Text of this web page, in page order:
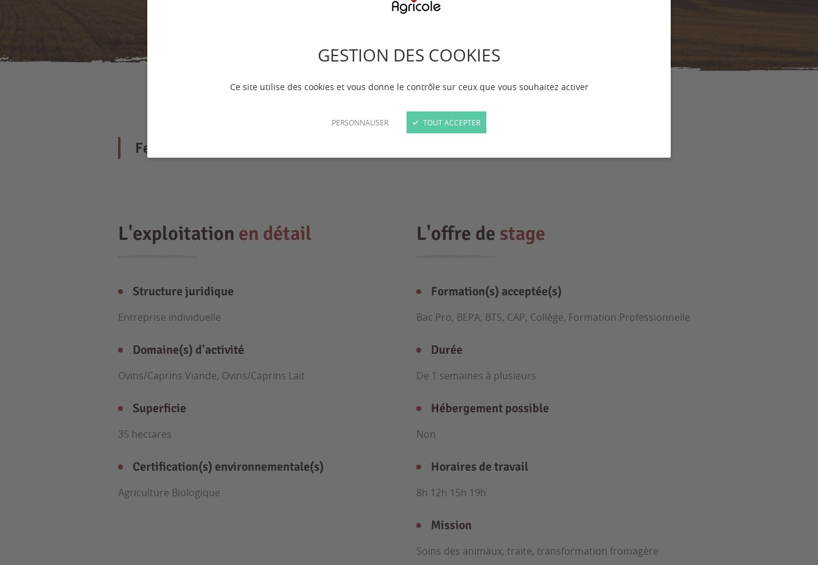
GESTION DES COOKIES
Ce site utilise des cookies et vous donne le contrôle sur ceux que vous souhaitez activer
PERSONNALISER TOUT ACCEPTER
Ferme ovine, production de viande et de fromages fermiers au lait cru.
L'exploitation en détail
Structure juridique
Entreprise individuelle
Domaine(s) d'activité
Ovins/Caprins Viande, Ovins/Caprins Lait
Superficie
35 hectares
Certification(s) environnementale(s)
Agriculture Biologique
L'offre de stage
Formation(s) acceptée(s)
Bac Pro, BEPA, BTS, CAP, Collège, Formation Professionnelle
Durée
De 1 semaines à plusieurs
Hébergement possible
Non
Horaires de travail
8h 12h 15h 19h
Mission
Soins des animaux, traite, transformation fromagère